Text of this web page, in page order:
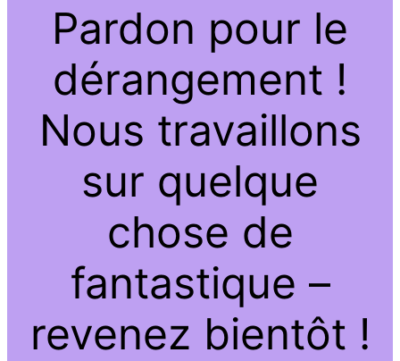
Pardon pour le
dérangement !
Nous travaillons
sur quelque
chose de
fantastique –
revenez bientôt !